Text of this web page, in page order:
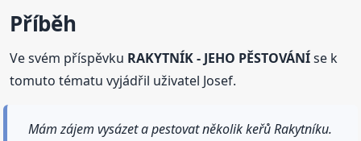
Příběh
Ve svém příspěvku RAKYTNÍK - JEHO PĚSTOVÁNÍse k
tomuto tématu vyjádřil uživatel Josef.
Mám zájem vysázet a pestovat několik keřů Rakytníku.